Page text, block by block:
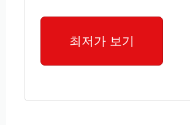
최저가 보기